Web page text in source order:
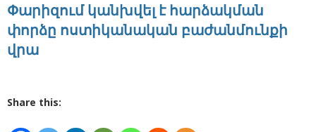
Փարիզում կանխվել է հարձակման
փորձը ոստիկանական բաժանմունքի
վրա
Share this: